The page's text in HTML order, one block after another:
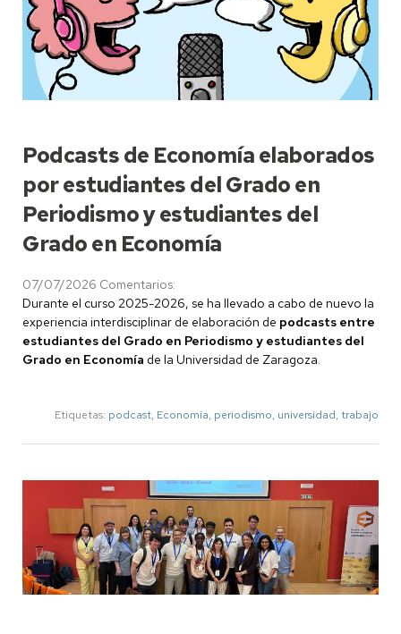
Podcasts de Economía elaborados
por estudiantes del Grado en
Periodismo y estudiantes del
Grado en Economía
07/07/2026 Comentarios:
Durante el curso 2025-2026, se ha llevado a cabo de nuevo la
experiencia interdisciplinar de elaboración de podcasts entre
estudiantes del Grado en Periodismo y estudiantes del
Grado en Economía de la Universidad de Zaragoza.
Etiquetas: podcast, Economía, periodismo, universidad, trabajo